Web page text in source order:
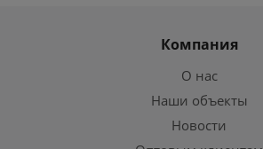
Компания
О нас
Наши объекты
Новости